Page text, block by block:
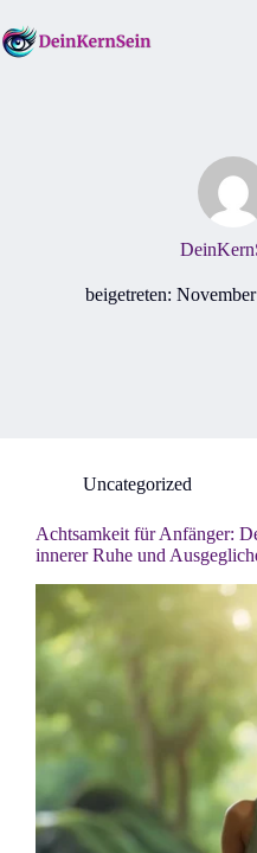
Inhalt
springen
beigetreten:
Uncategorized
Achtsamkeit für Anfänger:
innerer Ruhe und